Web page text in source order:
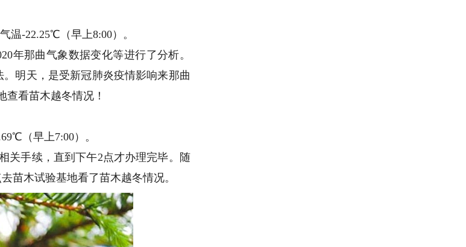
-22.25℃（早上8:00）。
年那曲气象数据变化等进行了分析。
明天，是受新冠肺炎疫情影响来那曲
看苗木越冬情况！
（早上7:00）。
手续，直到下午2点才办理完毕。随
苗木试验基地看了苗木越冬情况。